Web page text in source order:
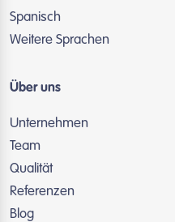
Spanisch
Weitere Sprachen
Über uns
Unternehmen
Team
Qualität
Referenzen
Blog